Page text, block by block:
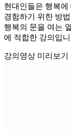
현대인들은 행복
경험하기 위한 방
행복의 문을 여는
에 적합한 강의입
강의영상 미리보기